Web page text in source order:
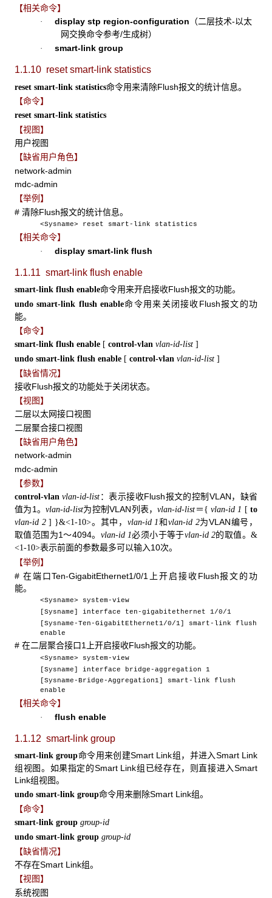
【相关命令】
· display stp region-configuration （二层技术-以太
网交换命令参考/生成树）
· smart-link group
1.1.10 reset smart-link statistics
reset smart-link statistics命令用来清除Flush报文的统计信息。
【命令】
reset smart-link statistics
【视图】
用户视图
【缺省用户角色】
network-admin
mdc-admin
【举例】
# 清除Flush报文的统计信息。
<Sysname> reset smart-link statistics
【相关命令】
· display smart-link flush
1.1.11 smart-link flush enable
smart-link flush enable命令用来开启接收Flush报文的功能。
undo smart-link flush enable命令用来关闭接收Flush报文的功
能。
【命令】
smart-link flush enable [ control-vlan vlan-id-list ]
undo smart-link flush enable [ control-vlan vlan-id-list ]
【缺省情况】
接收Flush报文的功能处于关闭状态。
【视图】
二层以太网接口视图
二层聚合接口视图
【缺省用户角色】
network-admin
mdc-admin
【参数】
control-vlan vlan-id-list ：表示接收Flush报文的控制VLAN，缺省
值为1。vlan-id-list为控制VLAN列表，vlan-id-list ＝ { vlan-id 1 [ to
vlan-id 2 ] }&<1-10>。其中， vlan-id 1和vlan-id 2为VLAN编号，
取值范围为1～4094。 vlan-id 1必须小于等于vlan-id 2的取值。&
<1-10>表示前面的参数最多可以输入10次。
【举例】
# 在端口Ten-GigabitEthernet1/0/1上开启接收Flush报文的功
能。
<Sysname> system-view
[Sysname] interface ten-gigabitethernet 1/0/1
[Sysname-Ten-GigabitEthernet1/0/1] smart-link flush
enable
# 在二层聚合接口1上开启接收Flush报文的功能。
<Sysname> system-view
[Sysname] interface bridge-aggregation 1
[Sysname-Bridge-Aggregation1] smart-link flush
enable
【相关命令】
· flush enable
1.1.12 smart-link group
smart-link group命令用来创建Smart Link组，并进入Smart Link
组视图。如果指定的Smart Link组已经存在，则直接进入Smart
Link组视图。
undo smart-link group命令用来删除Smart Link组。
【命令】
smart-link group group-id
undo smart-link group group-id
【缺省情况】
不存在Smart Link组。
【视图】
系统视图